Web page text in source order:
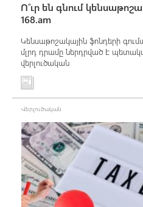
Ո՞ւր են գնում
168.am
Կենսաթոշակային ֆոնդերի
մլրդ դրամը ներդրված է
վերլուծական
Վերլուծական